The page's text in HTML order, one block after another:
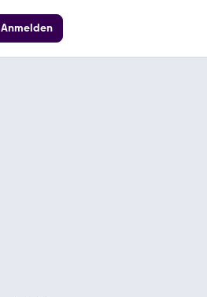
Anmelden